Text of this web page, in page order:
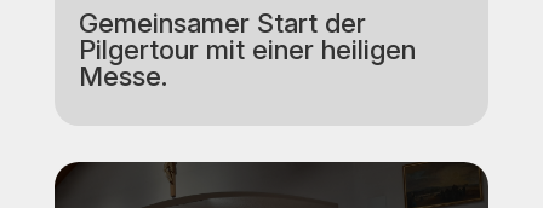
Gemeinsamer Start der
Pilgertour mit einer heiligen
Messe.